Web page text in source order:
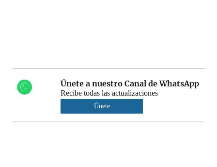
Únete a nuestro Canal de WhatsApp
Recibe todas las actualizaciones
Únete